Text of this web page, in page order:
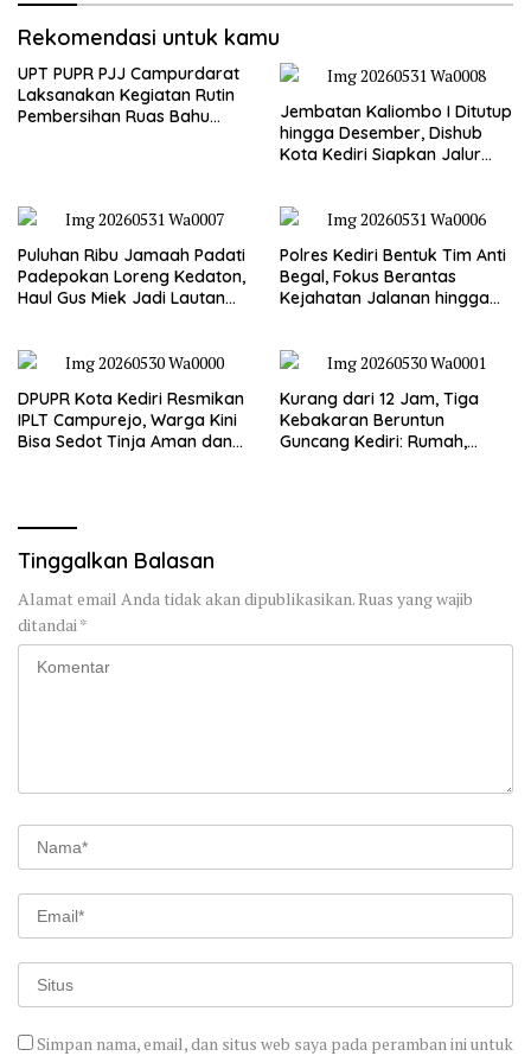
Rekomendasi untuk kamu
UPT PUPR PJJ Campurdarat
Laksanakan Kegiatan Rutin
Pembersihan Ruas Bahu
Jembatan Kaliombo I Ditutup
hingga Desember, Dishub
Kota Kediri Siapkan Jalur
Puluhan Ribu Jamaah Padati
Padepokan Loreng Kedaton,
Haul Gus Miek Jadi Lautan
Polres Kediri Bentuk Tim Anti
Begal, Fokus Berantas
Kejahatan Jalanan hingga
DPUPR Kota Kediri Resmikan
IPLT Campurejo, Warga Kini
Bisa Sedot Tinja Aman dan
Kurang dari 12 Jam, Tiga
Kebakaran Beruntun
Guncang Kediri: Rumah,
Tinggalkan Balasan
Alamat email Anda tidak akan dipublikasikan.Ruas yang wajib
ditandai *
Simpan nama, email, dan situs web saya pada peramban ini untuk